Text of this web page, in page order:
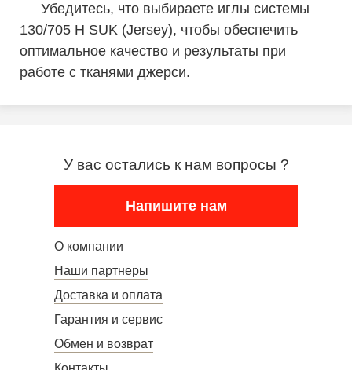
Убедитесь, что выбираете иглы системы
130/705 H SUK (Jersey), чтобы обеспечить
оптимальное качество и результаты при
работе с тканями джерси.
У вас остались к нам вопросы ?
Напишите нам
О компании
Наши партнеры
Доставка и оплата
Гарантия и сервис
Обмен и возврат